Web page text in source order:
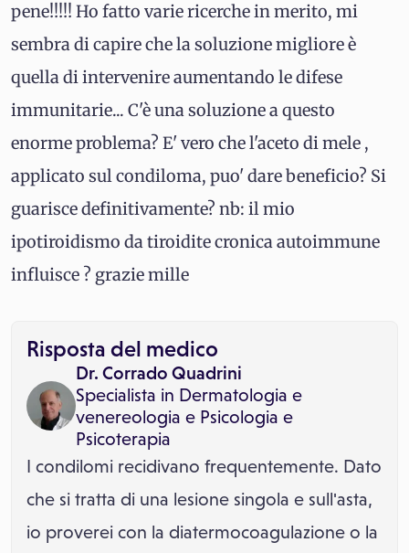
pene!!!!! Ho fatto varie ricerche in merito, mi
sembra di capire che la soluzione migliore è
quella di intervenire aumentando le difese
immunitarie... C'è una soluzione a questo
enorme problema? E' vero che l'aceto di mele ,
applicato sul condiloma, puo' dare beneficio? Si
guarisce definitivamente? nb: il mio
ipotiroidismo da tiroidite cronica autoimmune
influisce ? grazie mille
Risposta del medico
Dr. Corrado Quadrini
Specialista in Dermatologia e
venereologia e Psicologia e
Psicoterapia
I condilomi recidivano frequentemente. Dato
che si tratta di una lesione singola e sull'asta,
io proverei con la diatermocoagulazione o la